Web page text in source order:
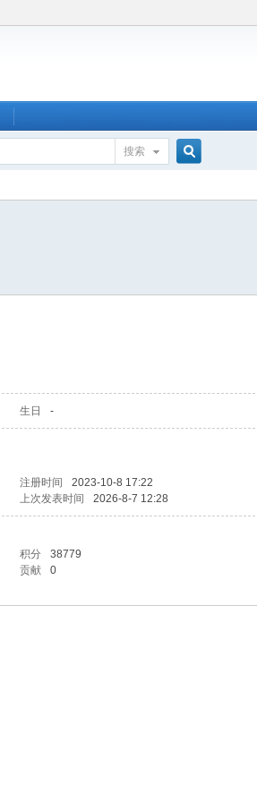
搜索
生日 -
注册时间 2023-10-8 17:22
上次发表时间 2026-8-7 12:28
积分 38779
贡献 0